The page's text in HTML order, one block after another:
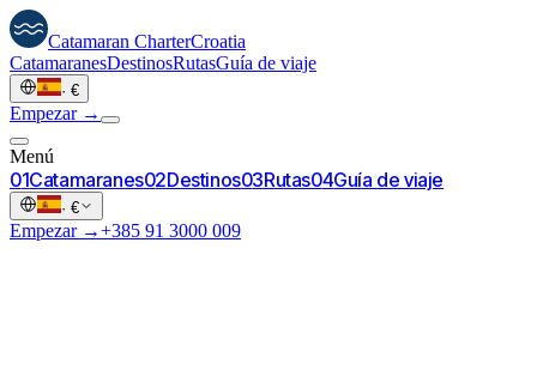
Catamaran CharterCroatia
CatamaranesDestinosRutasGuía de viaje
· €
Empezar →
Menú
01Catamaranes02Destinos03Rutas04Guía de viaje
· €
Empezar →+385 91 3000 009